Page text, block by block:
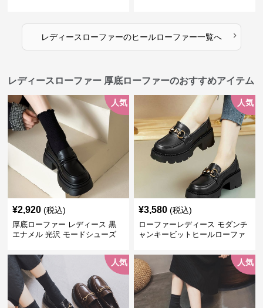
レディースローファーのヒールローファー一覧へ ›
レディースローファー 厚底ローファーのおすすめアイテム
人気
¥2,920 (税込)
厚底ローファー レディース 黒
エナメル 光沢 モードシューズ
人気
¥3,580 (税込)
ローファーレディース モダンチ
ャンキービットヒールローファ
人気 人気